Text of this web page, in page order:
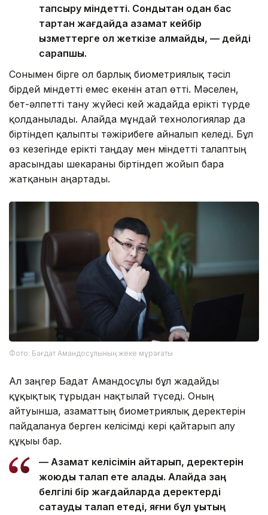
тапсыру міндетті. Сондықтан одан бас
тартқан жағдайда азамат кейбір
қызметтерге қол жеткізе алмайды, — дейді
сарапшы.
Сонымен бірге ол барлық биометриялық тәсіл
бірдей міндетті емес екенін атап өтті. Мәселен,
бет-әлпетті тану жүйесі кей жағдайда ерікті түрде
қолданылады. Алайда мұндай технологиялар да
біртіндеп қалыпты тәжірибеге айналып келеді. Бұл
өз кезегінде ерікті таңдау мен міндетті талаптың
арасындағы шекараны біртіндеп жойып бара
жатқанын аңғартады.
Фото: Бағдат Амандосұлының жеке мұрағаты
Ал заңгер Бағдат Амандосұлы бұл жағдайды
құқықтық тұрғыдан нақтылай түседі. Оның
айтуынша, азаматтың биометриялық деректерін
пайдалануға берген келісімді кері қайтарып алу
құқығы бар.
— Азамат келісімін қайтарып, деректерін
жоюды талап ете алады. Алайда заң
белгілі бір жағдайларда деректерді
сақтауды талап етеді, яғни бұл құқықтың